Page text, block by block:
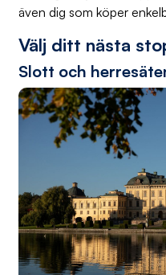
även dig som köper
Välj ditt nästa
Slott och